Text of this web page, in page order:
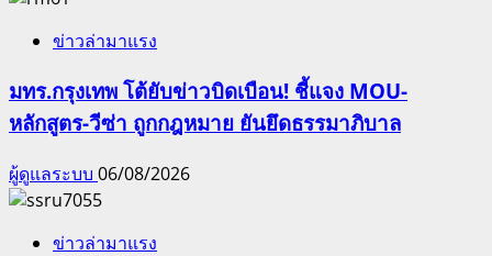
ข่าวล่ามาแรง
มทร.กรุงเทพ โต้ยับข่าวบิดเบือน! ชี้แจง MOU-
หลักสูตร-วีซ่า ถูกกฎหมาย ยันยึดธรรมาภิบาล
ผู้ดูแลระบบ 06/08/2026
ข่าวล่ามาแรง